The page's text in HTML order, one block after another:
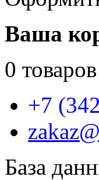
Ваша
0
+7
База